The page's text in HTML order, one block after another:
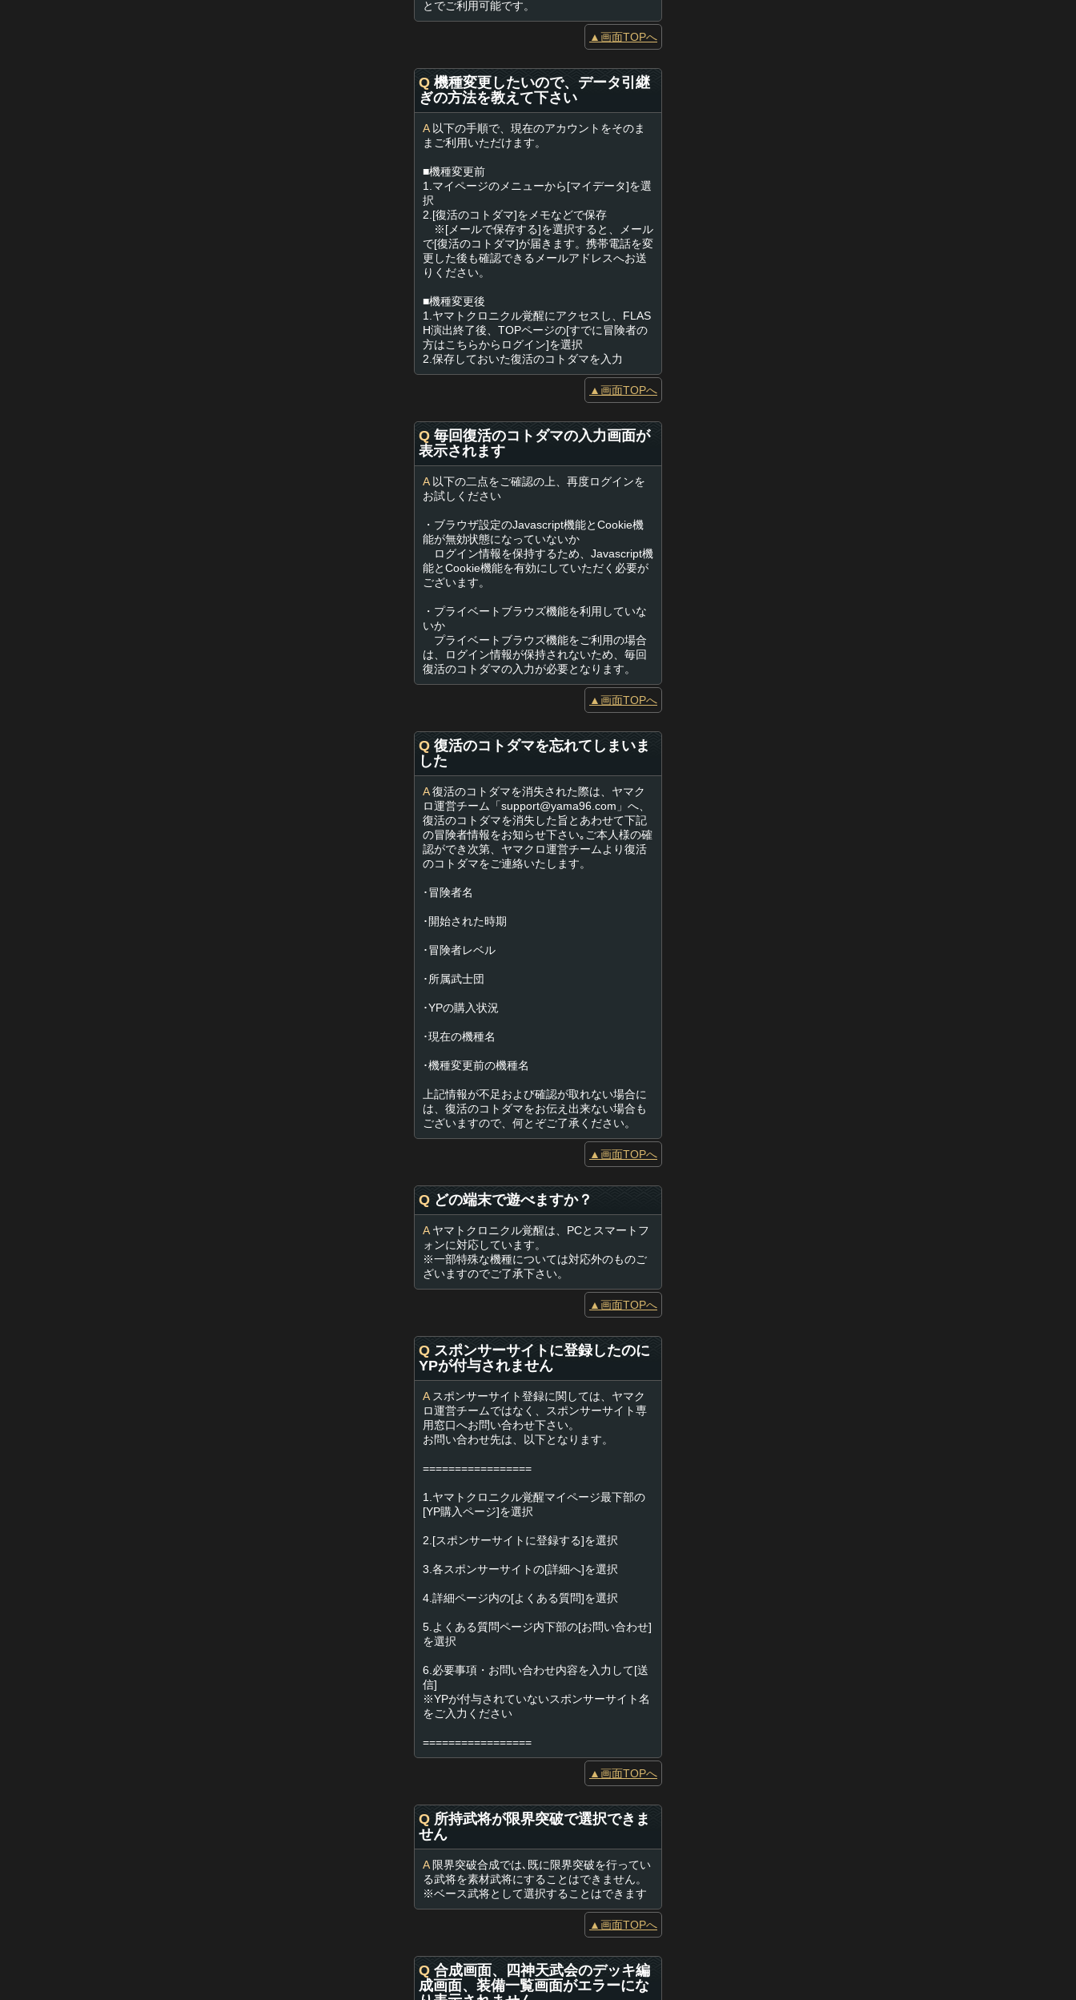
とでご利用可能です。
▲画面TOPへ
Q 機種変更したいので、データ引継
ぎの方法を教えて下さい
A以下の手順で、現在のアカウントをそのま
まご利用いただけます。
■機種変更前
1.マイページのメニューから[マイデータ]を選
択
2.[復活のコトダマ]をメモなどで保存
※[メールで保存する]を選択すると、メール
で[復活のコトダマ]が届きます。携帯電話を変
更した後も確認できるメールアドレスへお送
りください。
■機種変更後
1.ヤマトクロニクル覚醒にアクセスし、FLAS
H演出終了後、TOPページの[すでに冒険者の
方はこちらからログイン]を選択
2.保存しておいた復活のコトダマを入力
▲画面TOPへ
Q 毎回復活のコトダマの入力画面が
表示されます
A以下の二点をご確認の上、再度ログインを
お試しください
・ブラウザ設定のJavascript機能とCookie機
能が無効状態になっていないか
ログイン情報を保持するため、Javascript機
能とCookie機能を有効にしていただく必要が
ございます。
・プライベートブラウズ機能を利用していな
いか
プライベートブラウズ機能をご利用の場合
は、ログイン情報が保持されないため、毎回
復活のコトダマの入力が必要となります。
▲画面TOPへ
Q 復活のコトダマを忘れてしまいま
した
A復活のコトダマを消失された際は、ヤマク
ロ運営チーム「support@yama96.com 」へ、
復活のコトダマを消失した旨とあわせて下記
の冒険者情報をお知らせ下さい｡ご本人様の確
認ができ次第、ヤマクロ運営チームより復活
のコトダマをご連絡いたします。
･冒険者名
･開始された時期
･冒険者レベル
･所属武士団
･YPの購入状況
･現在の機種名
･機種変更前の機種名
上記情報が不足および確認が取れない場合に
は、復活のコトダマをお伝え出来ない場合も
ございますので、何とぞご了承ください。
▲画面TOPへ
Q どの端末で遊べますか？
Aヤマトクロニクル覚醒は、PCとスマートフ
ォンに対応しています。
※一部特殊な機種については対応外のものご
ざいますのでご了承下さい。
▲画面TOPへ
Q スポンサーサイトに登録したのに
YPが付与されません
Aスポンサーサイト登録に関しては、ヤマク
ロ運営チームではなく、スポンサーサイト専
用窓口へお問い合わせ下さい。
お問い合わせ先は、以下となります。
=================
1.ヤマトクロニクル覚醒マイページ最下部の
[YP購入ページ]を選択
2.[スポンサーサイトに登録する]を選択
3.各スポンサーサイトの[詳細へ]を選択
4.詳細ページ内の[よくある質問]を選択
5.よくある質問ページ内下部の[お問い合わせ]
を選択
6.必要事項・お問い合わせ内容を入力して[送
信]
※YPが付与されていないスポンサーサイト名
をご入力ください
=================
▲画面TOPへ
Q 所持武将が限界突破で選択できま
せん
A限界突破合成では､既に限界突破を行ってい
る武将を素材武将にすることはできません。
※ベース武将として選択することはできます
▲画面TOPへ
Q 合成画面、四神天武会のデッキ編
成画面、装備一覧画面がエラーにな